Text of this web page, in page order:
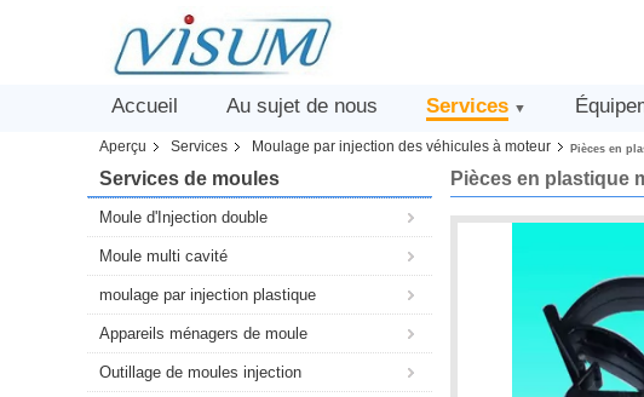
Accueil Au sujet de nous Services ▼
Aperçu Services Moulage par injection des véhicules à moteur Pièces en
Services de moules
Moule d'Injection double
Moule multi cavité
moulage par injection plastique
Appareils ménagers de moule
Outillage de moules injection
Pièces en plastique